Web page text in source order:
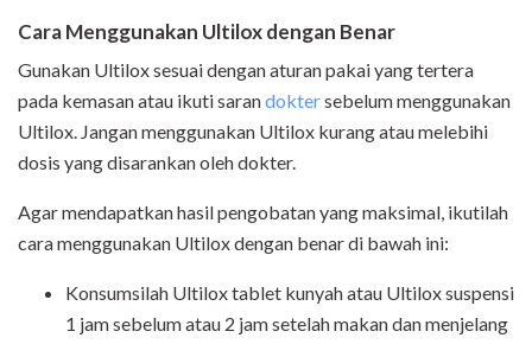
Cara Menggunakan Ultilox dengan Benar
Gunakan Ultilox sesuai dengan aturan pakai yang tertera
pada kemasan atau ikuti sarandoktersebelum menggunakan
Ultilox. Jangan menggunakan Ultilox kurang atau melebihi
dosis yang disarankan oleh dokter.
Agar mendapatkan hasil pengobatan yang maksimal, ikutilah
cara menggunakan Ultilox dengan benar di bawah ini:
Konsumsilah Ultilox tablet kunyah atau Ultilox suspensi
1 jam sebelum atau 2 jam setelah makan dan menjelang